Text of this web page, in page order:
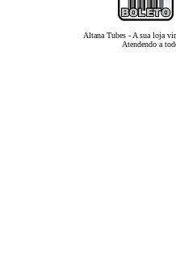
Altana Tubes - A sua loja
Atendendo a